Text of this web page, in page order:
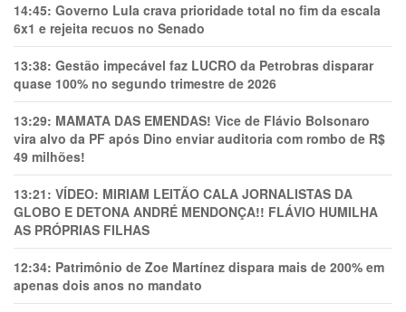
14:45: Governo Lula crava prioridade total no fim da escala
6x1 e rejeita recuos no Senado
13:38: Gestão impecável faz LUCRO da Petrobras disparar
quase 100% no segundo trimestre de 2026
13:29: MAMATA DAS EMENDAS! Vice de Flávio Bolsonaro
vira alvo da PF após Dino enviar auditoria com rombo de R$
49 milhões!
13:21: VÍDEO: MIRIAM LEITÃO CALA JORNALISTAS DA
GLOBO E DETONA ANDRÉ MENDONÇA!! FLÁVIO HUMILHA
AS PRÓPRIAS FILHAS
12:34: Patrimônio de Zoe Martínez dispara mais de 200% em
apenas dois anos no mandato